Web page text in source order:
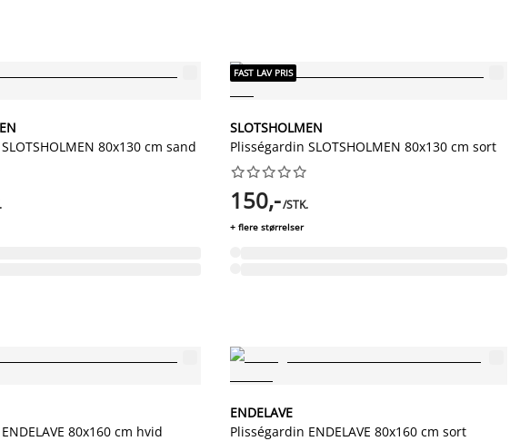
80x130 cm sand
FAST LAV PRIS
SLOTSHOLMEN
Plisségardin SLOTSHOLMEN 80x130 cm sort






150,-/STK.
+ flere størrelser
80x160 cm hvid
ENDELAVE
Plisségardin ENDELAVE 80x160 cm sort